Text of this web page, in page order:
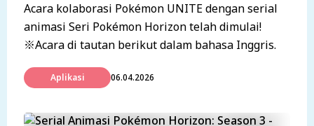
Acara kolaborasi Pokémon UNITE dengan serial
animasi Seri Pokémon Horizon telah dimulai!
※Acara di tautan berikut dalam bahasa Inggris.
Aplikasi 06.04.2026